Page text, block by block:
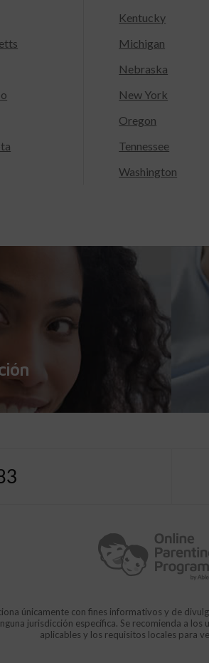
Kentucky
Michigan
Nebraska
New York
Oregon
Tennessee
Washington
únicamente con fines informativos y de
jurisdicción específica. Se recomienda a
aplicables y los requisitos locales para